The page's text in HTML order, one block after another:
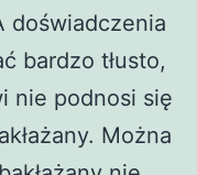
doświadczenia
bardzo tłusto,
nie podnosi się
Można